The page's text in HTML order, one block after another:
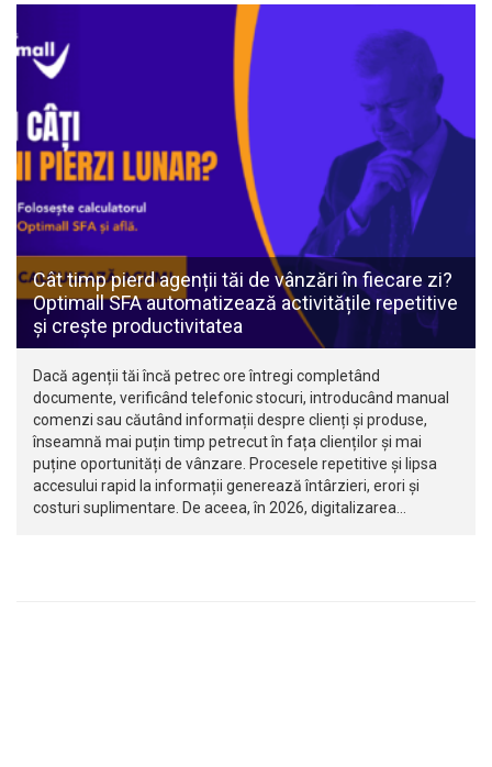
Cât timp pierd agenții tăi de vânzări în fiecare zi?
Optimall SFA automatizează activitățile repetitive
și crește productivitatea
Dacă agenții tăi încă petrec ore întregi completând
documente, verificând telefonic stocuri, introducând manual
comenzi sau căutând informații despre clienți și produse,
înseamnă mai puțin timp petrecut în fața clienților și mai
puține oportunități de vânzare. Procesele repetitive și lipsa
accesului rapid la informații generează întârzieri, erori și
costuri suplimentare. De aceea, în 2026, digitalizarea…